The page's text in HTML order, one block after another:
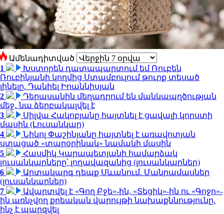
Ամենադիտված
1
Խստորեն դատապարտում եմ Ռուբեն
Ռուբինյանի կողմից Ստամբուլում թուրք տեսած
լինելը. Դանիել Իոաննիսյան
2
Դերասանին մեղադրում են մանկապղծության
մեջ․ նա ձերբակալվել է
3
Սիլվա Հակոբյանը հայտնել է ցավալի կորստի
մասին (Լուսանկար)
4
Նիկոլ Փաշինյանը հայտնել է առավոտյան
ստացած «տարօրինակ» նամակի մասին
5
Հասմիկ Կարապետյանի համարձակ
լուսանկարները՝ լողավազանից (լուսանկարներ)
6
Արտակարգ դեպք Սևանում. Մանրամասներ
(լուսանկարներ)
7
Ավարտվել է «Գող Բջե»-ին, «Տեցիկ»-ին ու «Գոջո»-
ին առնչվող քրեական վարույթի նախաքննությունը.
ինչ է պարզվել